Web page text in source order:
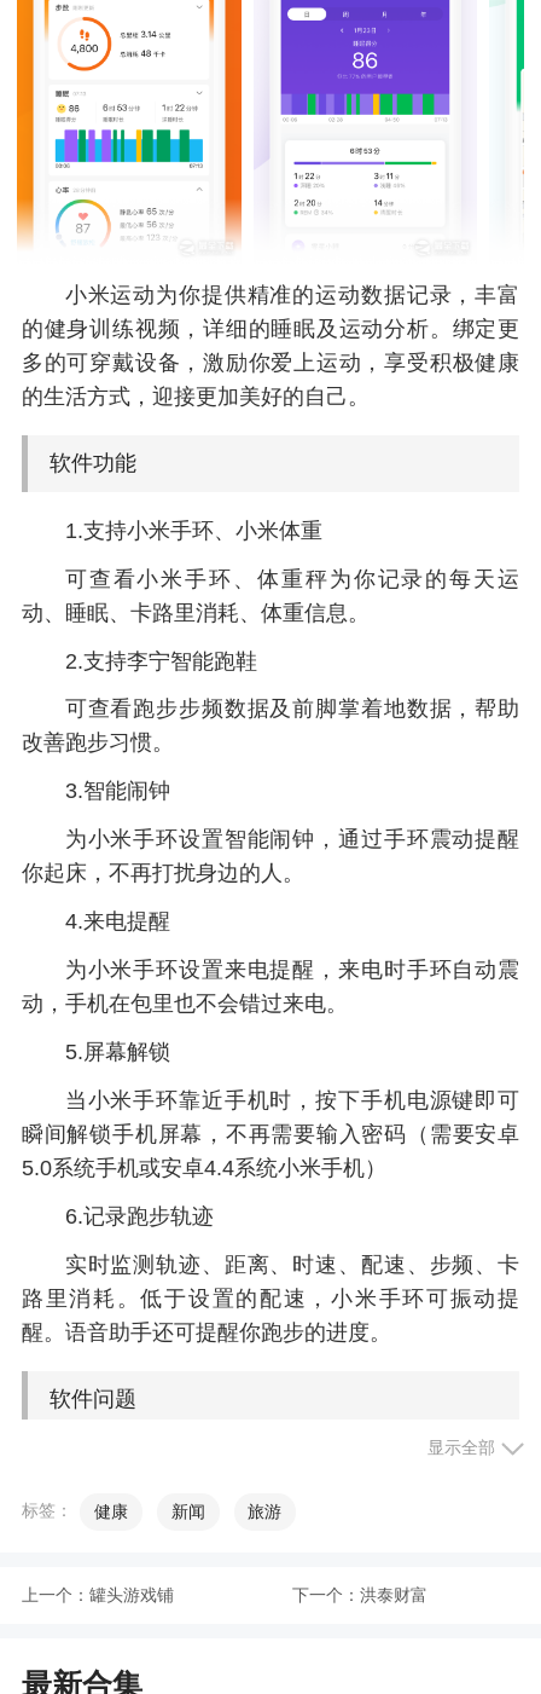
小米运动为你提供精准的运动数据记录，丰富
的健身训练视频，详细的睡眠及运动分析。绑定更
多的可穿戴设备，激励你爱上运动，享受积极健康
的生活方式，迎接更加美好的自己。
软件功能
1.支持小米手环、小米体重
可查看小米手环、体重秤为你记录的每天运
动、睡眠、卡路里消耗、体重信息。
2.支持李宁智能跑鞋
可查看跑步步频数据及前脚掌着地数据，帮助
改善跑步习惯。
3.智能闹钟
为小米手环设置智能闹钟，通过手环震动提醒
你起床，不再打扰身边的人。
4.来电提醒
为小米手环设置来电提醒，来电时手环自动震
动，手机在包里也不会错过来电。
5.屏幕解锁
当小米手环靠近手机时，按下手机电源键即可
瞬间解锁手机屏幕，不再需要输入密码（需要安卓
5.0系统手机或安卓4.4系统小米手机）
6.记录跑步轨迹
实时监测轨迹、距离、时速、配速、步频、卡
路里消耗。低于设置的配速，小米手环可振动提
醒。语音助手还可提醒你跑步的进度。
软件问题
如果手机无法连接手环，请尝试以下方法：
接，请先对手环充电后，然后再重新连接;
动App重新连接;
显示全部
标签： 健康 新闻 旅游
上一个： 罐头游戏铺 下一个： 洪泰财富
最新合集